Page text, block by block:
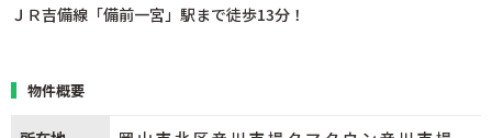
ＪＲ吉備線「備前一宮」駅まで徒歩13分！
物件概要